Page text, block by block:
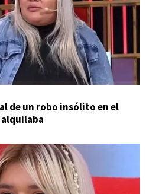
de un robo insólito en el